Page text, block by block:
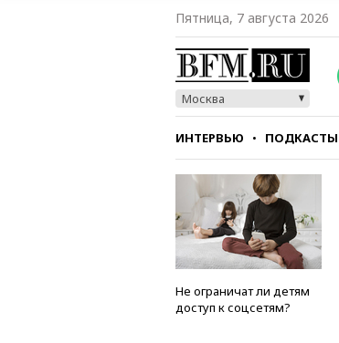
Пятница, 7 августа 2026
Москва
ИНТЕРВЬЮ ПОДКАСТЫ
СТИЛЬ ТЕСТЫ
Не ограничат ли детям
доступ к соцсетям?